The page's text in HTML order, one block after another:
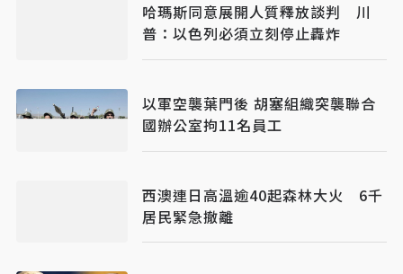
哈瑪斯同意展開人質釋放談判 川
普：以色列必須立刻停止轟炸
以軍空襲葉門後 胡塞組織突襲聯合
國辦公室拘11名員工
西澳連日高溫逾40起森林大火 6千
居民緊急撤離